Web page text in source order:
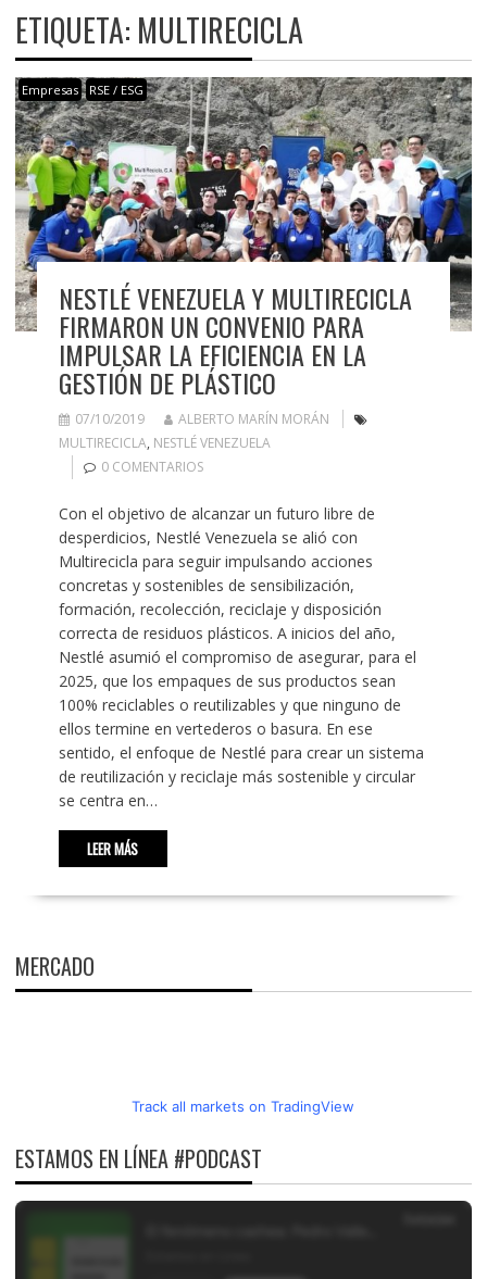
ETIQUETA: MULTIRECICLA
Empresas RSE / ESG
NESTLÉ VENEZUELA Y MULTIRECICLA
FIRMARON UN CONVENIO PARA
IMPULSAR LA EFICIENCIA EN LA
GESTIÓN DE PLÁSTICO
07/10/2019
ALBERTO MARÍN MORÁN
MULTIRECICLA, NESTLÉ VENEZUELA
0 COMENTARIOS
Con el objetivo de alcanzar un futuro libre de
desperdicios, Nestlé Venezuela se alió con
Multirecicla para seguir impulsando acciones
concretas y sostenibles de sensibilización,
formación, recolección, reciclaje y disposición
correcta de residuos plásticos. A inicios del año,
Nestlé asumió el compromiso de asegurar, para el
2025, que los empaques de sus productos sean
100% reciclables o reutilizables y que ninguno de
ellos termine en vertederos o basura. En ese
sentido, el enfoque de Nestlé para crear un sistema
de reutilización y reciclaje más sostenible y circular
se centra en…
LEER MÁS
MERCADO
Track all markets on TradingView
ESTAMOS EN LÍNEA #PODCAST